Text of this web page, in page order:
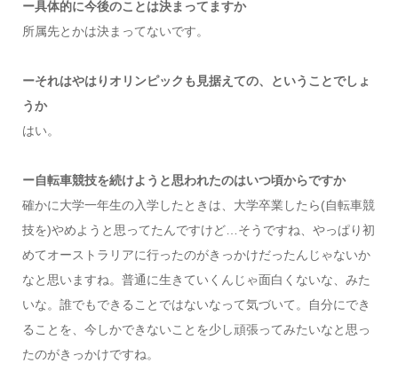
ー具体的に今後のことは決まってますか
所属先とかは決まってないです。
ーそれはやはりオリンピックも見据えての、ということでしょ
うか
はい。
ー自転車競技を続けようと思われたのはいつ頃からですか
確かに大学一年生の入学したときは、大学卒業したら(自転車競
技を)やめようと思ってたんですけど…そうですね、やっぱり初
めてオーストラリアに行ったのがきっかけだったんじゃないか
なと思いますね。普通に生きていくんじゃ面白くないな、みた
いな。誰でもできることではないなって気づいて。自分にでき
ることを、今しかできないことを少し頑張ってみたいなと思っ
たのがきっかけですね。